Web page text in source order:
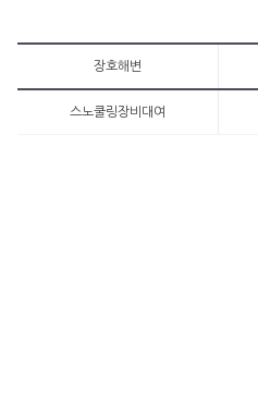
장호해변
스노쿨링장비대여